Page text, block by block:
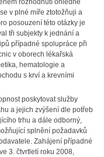
rozhodnutí ohledně
v plné míře ztotožňuji a
posouzení této otázky je
tři subjekty k jednání a
případné spolupráce při
v oborech lékařská
hematologie a
s krví a krevními
poskytovat služby
a jejich zvýšení dle potřeb
trhu a dále odborný,
splnění požadavků
Zahájení případné
3. čtvrtletí roku 2008,